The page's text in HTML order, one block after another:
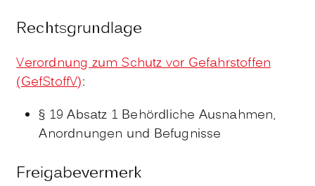
Rechtsgrundlage
Verordnung zum Schutz vor Gefahrstoffen
(GefStoffV):
§ 19 Absatz 1 Behördliche Ausnahmen,
Anordnungen und Befugnisse
Freigabevermerk